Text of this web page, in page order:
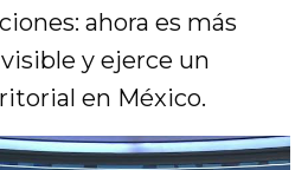
ahora es más
y ejerce un
en México.